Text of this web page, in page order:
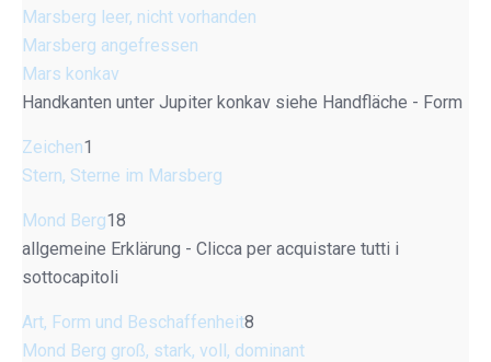
Marsberg leer, nicht vorhanden
Marsberg angefressen
Mars konkav
Handkanten unter Jupiter konkav siehe Handfläche - Form
Zeichen1
Stern, Sterne im Marsberg
Mond Berg18
allgemeine Erklärung - Clicca per acquistare tutti i
sottocapitoli
Art, Form und Beschaffenheit8
Mond Berg groß, stark, voll, dominant